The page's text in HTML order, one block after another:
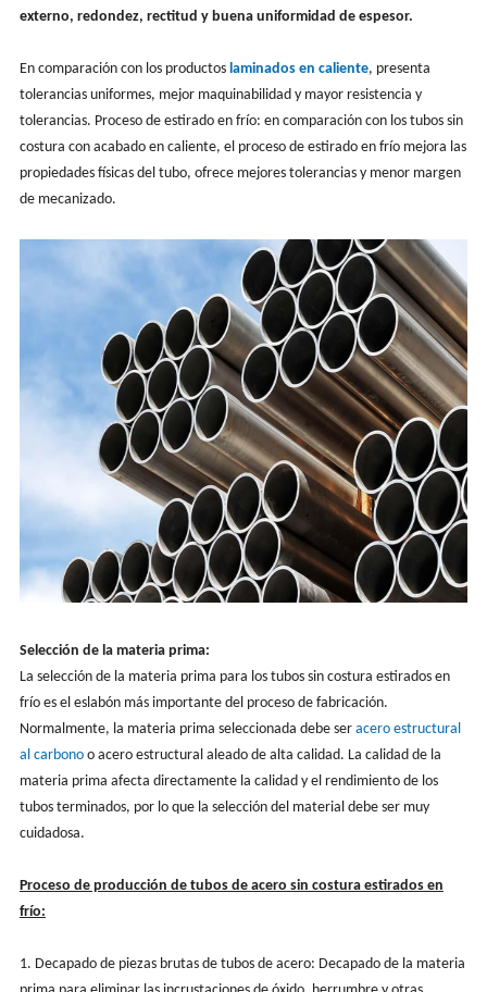
externo, redondez, rectitud y buena uniformidad de espesor.
En comparación con los productos laminados en caliente, presenta
tolerancias uniformes, mejor maquinabilidad y mayor resistencia y
tolerancias. Proceso de estirado en frío: en comparación con los tubos sin
costura con acabado en caliente, el proceso de estirado en frío mejora las
propiedades físicas del tubo, ofrece mejores tolerancias y menor margen
de mecanizado.
Selección de la materia prima:
La selección de la materia prima para los tubos sin costura estirados en
frío es el eslabón más importante del proceso de fabricación.
Normalmente, la materia prima seleccionada debe ser acero estructural
al carbonoo acero estructural aleado de alta calidad. La calidad de la
materia prima afecta directamente la calidad y el rendimiento de los
tubos terminados, por lo que la selección del material debe ser muy
cuidadosa.
Proceso de producción de tubos de acero sin costura estirados en
frío:
1. Decapado de piezas brutas de tubos de acero: Decapado de la materia